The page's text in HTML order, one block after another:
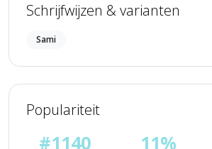
Schrijfwijzen & varianten
Sami
Populariteit
#1140 11%